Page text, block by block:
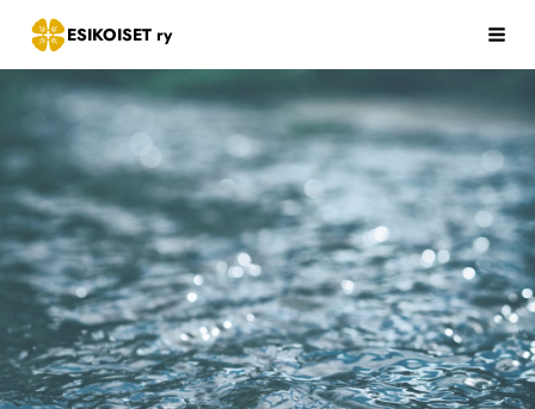
Siirry
sivun
sisältöön
ESIKOISET ry